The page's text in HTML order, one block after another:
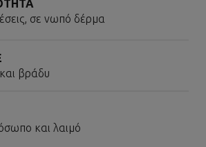
σε νωπό δέρμα
βράδυ
και λαιμό